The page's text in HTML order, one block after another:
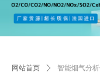
网站首页 ꄲ 智能烟气分